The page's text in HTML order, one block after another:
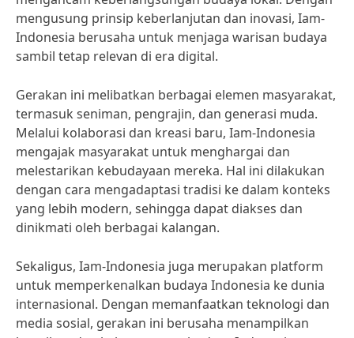
mengusung prinsip keberlanjutan dan inovasi, Iam-
Indonesia berusaha untuk menjaga warisan budaya
sambil tetap relevan di era digital.
Gerakan ini melibatkan berbagai elemen masyarakat,
termasuk seniman, pengrajin, dan generasi muda.
Melalui kolaborasi dan kreasi baru, Iam-Indonesia
mengajak masyarakat untuk menghargai dan
melestarikan kebudayaan mereka. Hal ini dilakukan
dengan cara mengadaptasi tradisi ke dalam konteks
yang lebih modern, sehingga dapat diakses dan
dinikmati oleh berbagai kalangan.
Sekaligus, Iam-Indonesia juga merupakan platform
untuk memperkenalkan budaya Indonesia ke dunia
internasional. Dengan memanfaatkan teknologi dan
media sosial, gerakan ini berusaha menampilkan